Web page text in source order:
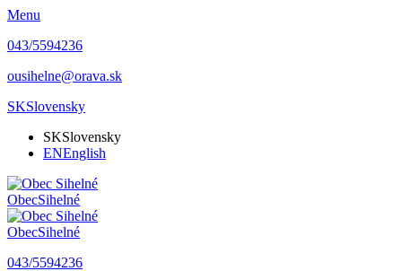
Menu
043/5594236
ousihelne@orava.sk
SKSlovensky
SKSlovensky
ENEnglish
ObecSihelné
ObecSihelné
043/5594236